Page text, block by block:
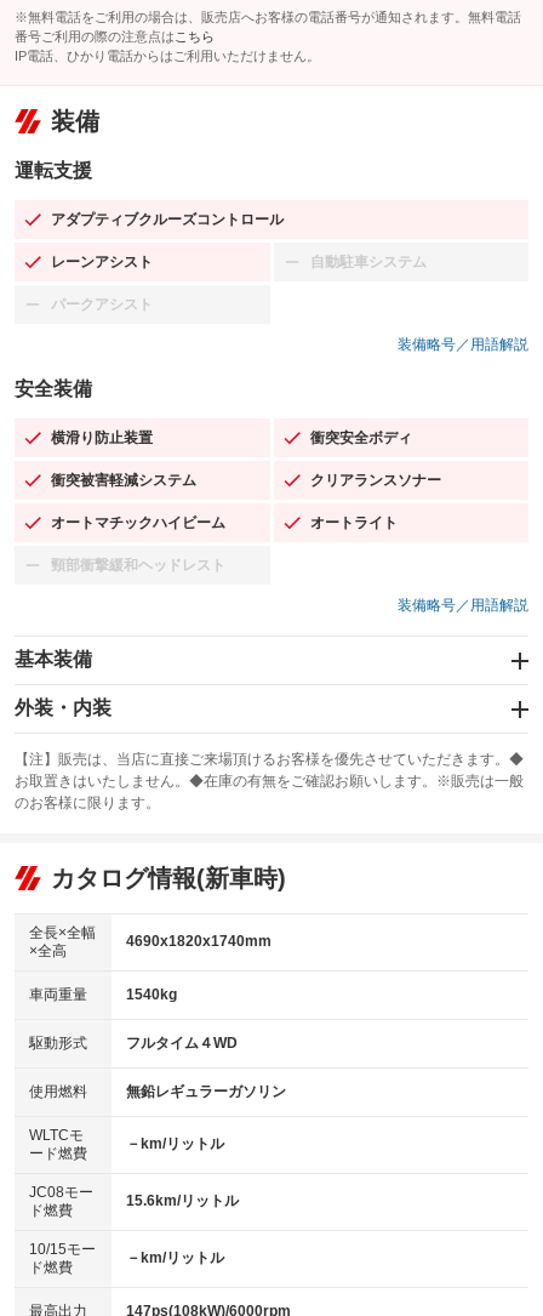
※無料電話をご利用の場合は、販売店へお客様の電話番号が通知されます。無料電話
番号ご利用の際の注意点は こちら
IP電話、ひかり電話からはご利用いただけません。
装備
運転支援
アダプティブクルーズコントロール
：装備あり
レーンアシスト
：装備あり 自動駐車システム
：装備なし
パークアシスト
：装備なし
装備略号／用語解説
安全装備
横滑り防止装置
：装備あり 衝突安全ボディ
：装備あり
衝突被害軽減システム
：装備あり クリアランスソナー
：装備あり
オートマチックハイビーム
：装備あり オートライト
：装備あり
頸部衝撃緩和ヘッドレスト
：装備なし
装備略号／用語解説
基本装備
エアバッグ：運転席/助手席
：装備あり
：装備なし
サンルーフ
：装備なし ABS
リフトアップ
：装備なし
：装備なし
パワーウィンドウ
アイドリングストップ
：装備あり
USB入力端子
：装備なし
100V電源
：装備なし
センターデフロック
：装備なし
電動格納ミラー
：装備あり
外装・内装
カーナビ：SDナビ
：装備あり
TV：フルセグ
：装備あり
ビジュアル：-／DVD再生
：装備あり
：装備あり
革シート
キーレス
HID(キセノンライト)
：装備なし
バックカメラ
：装備あり
エアロ
：装備なし
：装備なし
パワーシート
ベンチシート
：装備なし
チップアップシート
：装備なし
【注】販売は、当店に直接ご来場頂けるお客様を優先させていただきます。◆
お取置きはいたしません。◆在庫の有無をご確認お願いします。※販売は一般
のお客様に限ります。
カタログ情報(新車時)
全長×全幅
×全高
4690x1820x1740mm
車両重量 1540kg
駆動形式 フルタイム４WD
使用燃料 無鉛レギュラーガソリン
WLTCモ
ード燃費
－km/リットル
JC08モー
ド燃費
15.6km/リットル
10/15モー
ド燃費
－km/リットル
最高出力 147ps(108kW)/6000rpm